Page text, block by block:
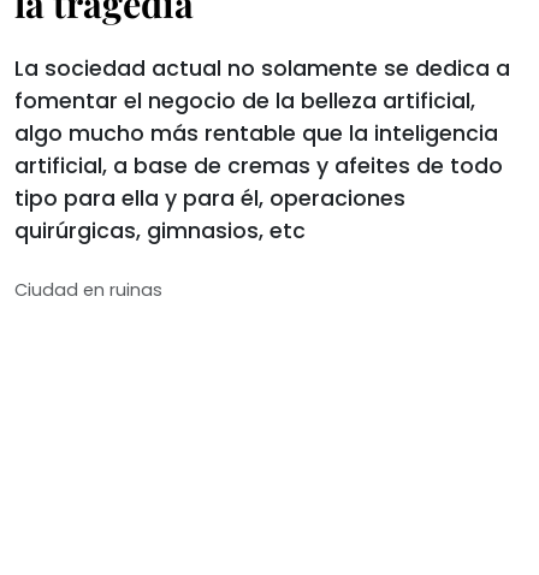
La sociedad actual no solamente se dedica a
fomentar el negocio de la belleza artificial,
algo mucho más rentable que la inteligencia
artificial, a base de cremas y afeites de todo
tipo para ella y para él, operaciones
quirúrgicas, gimnasios, etc
Ciudad en ruinas